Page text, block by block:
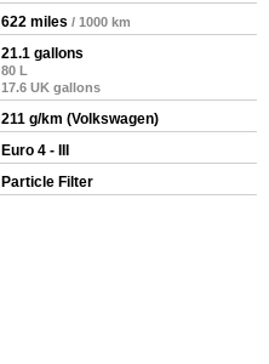
622 miles / 1000 km
21.1 gallons
80 L
17.6 UK gallons
211 g/km (Volkswagen)
Euro 4 - III
Particle Filter